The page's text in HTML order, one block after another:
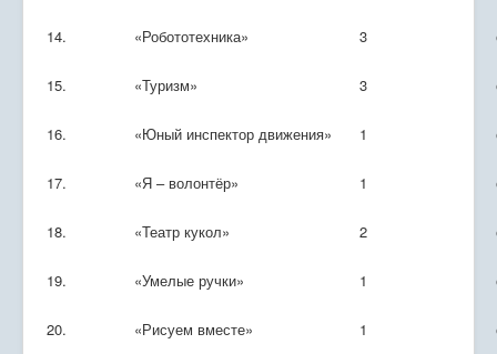
14. «Робототехника» 3
15. «Туризм» 3
16. «Юный инспектор движения» 1
17. «Я – волонтёр» 1
18. «Театр кукол» 2
19. «Умелые ручки» 1
20. «Рисуем вместе» 1